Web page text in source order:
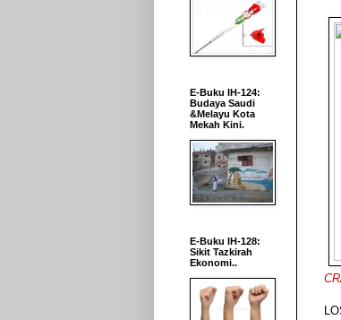
E-Buku IH-124:
Budaya Saudi
&Melayu Kota
Mekah Kini.
E-Buku IH-128:
Sikit Tazkirah
Ekonomi..